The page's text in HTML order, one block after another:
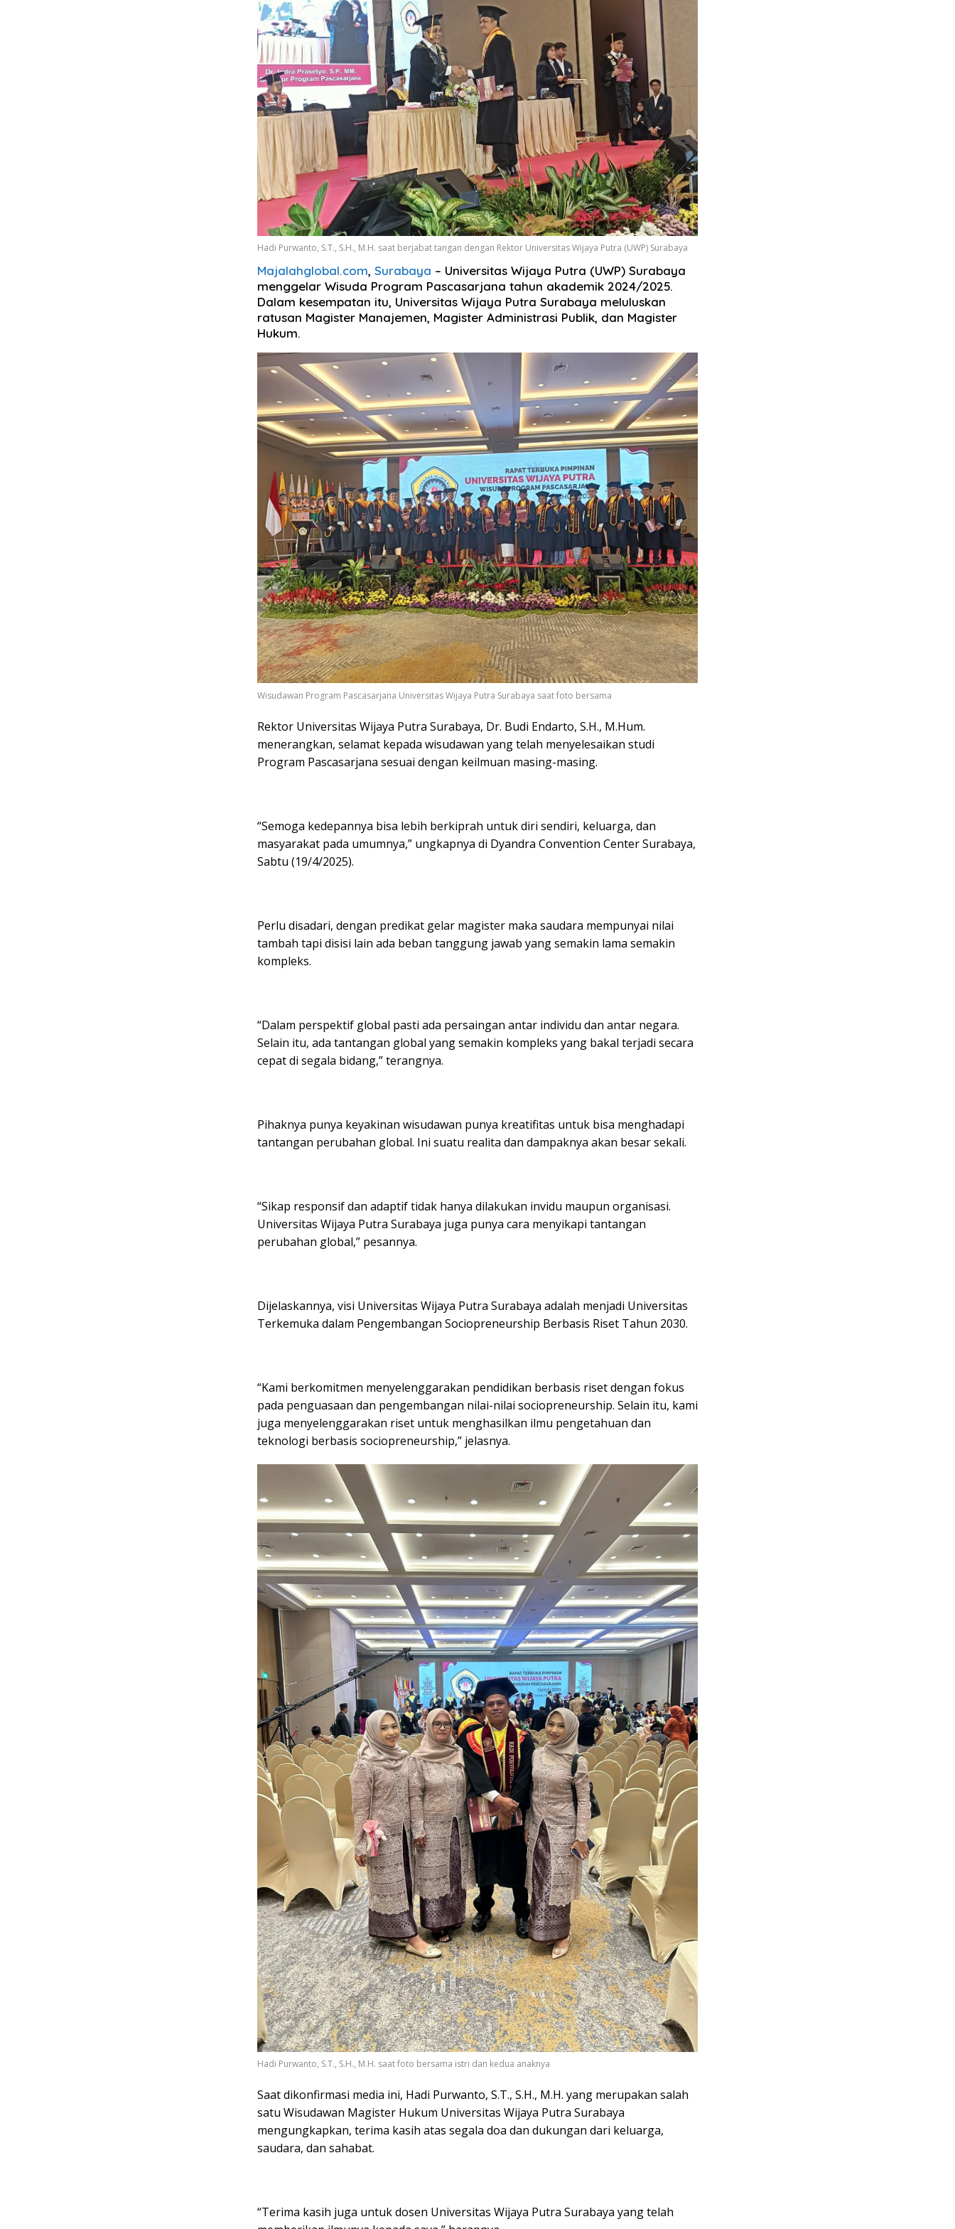
Hadi Purwanto, S.T., S.H., M.H. saat berjabat tangan dengan Rektor Universitas Wijaya Putra (UWP) Surabaya
Majalahglobal.com, Surabaya – Universitas Wijaya Putra (UWP) Surabaya
menggelar Wisuda Program Pascasarjana tahun akademik 2024/2025.
Dalam kesempatan itu, Universitas Wijaya Putra Surabaya meluluskan
ratusan Magister Manajemen, Magister Administrasi Publik, dan Magister
Hukum.
Wisudawan Program Pascasarjana Universitas Wijaya Putra Surabaya saat foto bersama
Rektor Universitas Wijaya Putra Surabaya, Dr. Budi Endarto, S.H., M.Hum.
menerangkan, selamat kepada wisudawan yang telah menyelesaikan studi
Program Pascasarjana sesuai dengan keilmuan masing-masing.
“Semoga kedepannya bisa lebih berkiprah untuk diri sendiri, keluarga, dan
masyarakat pada umumnya,” ungkapnya di Dyandra Convention Center Surabaya,
Sabtu (19/4/2025).
Perlu disadari, dengan predikat gelar magister maka saudara mempunyai nilai
tambah tapi disisi lain ada beban tanggung jawab yang semakin lama semakin
kompleks.
“Dalam perspektif global pasti ada persaingan antar individu dan antar negara.
Selain itu, ada tantangan global yang semakin kompleks yang bakal terjadi secara
cepat di segala bidang,” terangnya.
Pihaknya punya keyakinan wisudawan punya kreatifitas untuk bisa menghadapi
tantangan perubahan global. Ini suatu realita dan dampaknya akan besar sekali.
“Sikap responsif dan adaptif tidak hanya dilakukan invidu maupun organisasi.
Universitas Wijaya Putra Surabaya juga punya cara menyikapi tantangan
perubahan global,” pesannya.
Dijelaskannya, visi Universitas Wijaya Putra Surabaya adalah menjadi Universitas
Terkemuka dalam Pengembangan Sociopreneurship Berbasis Riset Tahun 2030.
“Kami berkomitmen menyelenggarakan pendidikan berbasis riset dengan fokus
pada penguasaan dan pengembangan nilai-nilai sociopreneurship. Selain itu, kami
juga menyelenggarakan riset untuk menghasilkan ilmu pengetahuan dan
teknologi berbasis sociopreneurship,” jelasnya.
Hadi Purwanto, S.T., S.H., M.H. saat foto bersama istri dan kedua anaknya
Saat dikonfirmasi media ini, Hadi Purwanto, S.T., S.H., M.H. yang merupakan salah
satu Wisudawan Magister Hukum Universitas Wijaya Putra Surabaya
mengungkapkan, terima kasih atas segala doa dan dukungan dari keluarga,
saudara, dan sahabat.
“Terima kasih juga untuk dosen Universitas Wijaya Putra Surabaya yang telah